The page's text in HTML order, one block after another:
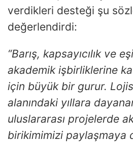
verdikleri desteği şu
değerlendirdi:
“Barış, kapsayıcılık ve
akademik işbirliklerine
için büyük bir gurur.
alanındaki yıllara
uluslararası projelerde
birikimimizi paylaşmaya